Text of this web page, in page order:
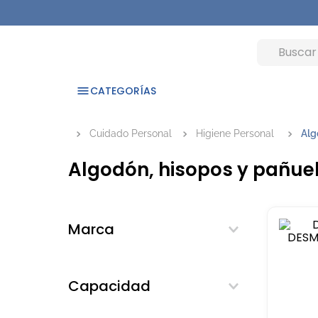
CATEGORÍAS
Cuidado Personal Higiene Personal
Algodón, hisopos y
Marca
Donna
Capacidad